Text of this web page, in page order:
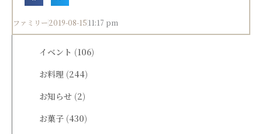
ファミリー2019-08-1511:17 pm
イベント (106)
お料理 (244)
お知らせ (2)
お菓子 (430)